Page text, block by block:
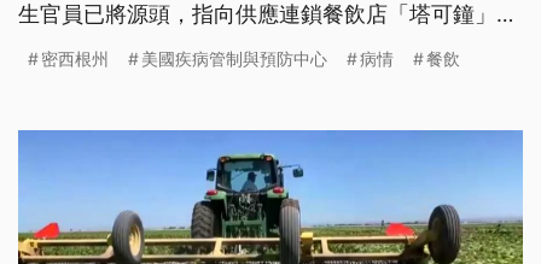
生官員已將源頭，指向供應連鎖餐飲店「塔可鐘」等
使當局繼續追查，是否還有其他受污染的供應鏈。
密西根州 美國疾病管制與預防中心 病情 餐飲